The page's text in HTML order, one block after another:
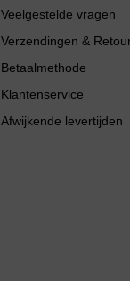
Veelgestelde vragen
Verzendingen &
Betaalmethode
Klantenservice
Afwijkende levertijden